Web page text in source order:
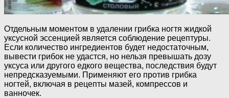
Отдельным моментом в удалении грибка ногтя жидкой
уксусной эссенцией является соблюдение рецептуры.
Если количество ингредиентов будет недостаточным,
вывести грибок не удастся, но нельзя превышать дозу
уксуса или другого едкого вещества, последствия будут
непредсказуемыми. Применяют его против грибка
ногтей, включая в рецепты мазей, компрессов и
ванночек.